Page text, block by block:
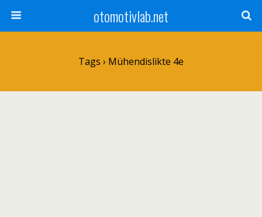
otomotivlab.net
Tags › Mühendislikte 4e